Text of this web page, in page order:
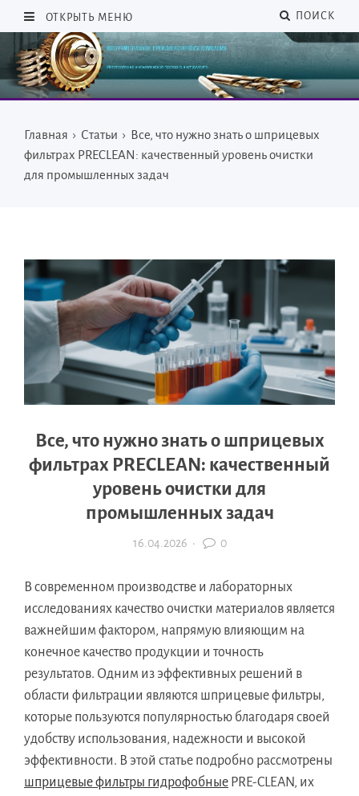
ОТКРЫТЬ МЕНЮ ПОИСК
Главная › Статьи › Все, что нужно знать о шприцевых
фильтрах PRECLEAN: качественный уровень очистки
для промышленных задач
Все, что нужно знать о шприцевых
фильтрах PRECLEAN: качественный
уровень очистки для
промышленных задач
16.04.2026 · 0
В современном производстве и лабораторных
исследованиях качество очистки материалов является
важнейшим фактором, напрямую влияющим на
конечное качество продукции и точность
результатов. Одним из эффективных решений в
области фильтрации являются шприцевые фильтры,
которые пользуются популярностью благодаря своей
удобству использования, надежности и высокой
эффективности. В этой статье подробно рассмотрены
шприцевые фильтры гидрофобные PRE-CLEAN, их